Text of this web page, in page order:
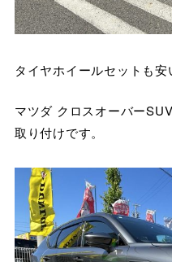
タイヤホイールセットも安
マツダ クロスオーバー
取り付けです。